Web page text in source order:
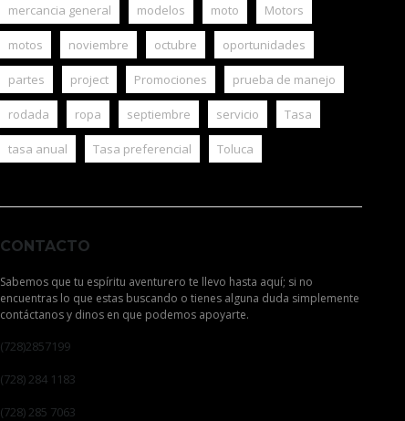
mercancia general modelos moto Motors
motos noviembre octubre oportunidades
partes project Promociones prueba de manejo
rodada ropa septiembre servicio Tasa
tasa anual Tasa preferencial Toluca
CONTACTO
Sabemos que tu espíritu aventurero te llevo hasta aquí; si no
encuentras lo que estas buscando o tienes alguna duda simplemente
contáctanos y dinos en que podemos apoyarte.
(728)2857199
(728) 284 1183
(728) 285 7063